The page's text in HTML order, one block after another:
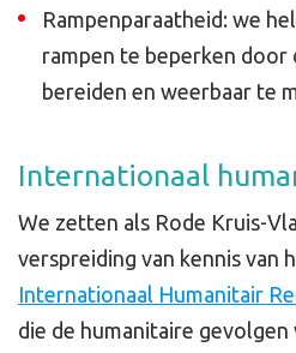
Rampenparaatheid: we
rampen te beperken
bereiden en weerbaar te
Internationaal
We zetten als Rode Kruis-
verspreiding van kennis van
Internationaal Humanitair
die de humanitaire gevolgen